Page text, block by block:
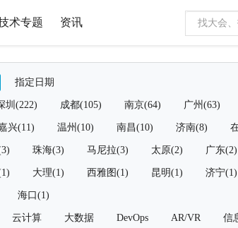
术专题 资讯
指定日期
圳(222) 成都(105) 南京(64) 广州(63)
兴(11) 温州(10) 南昌(10) 济南(8)
珠海(3) 马尼拉(3) 太原(2) 广东(2)
大理(1) 西雅图(1) 昆明(1) 济宁(1)
海口(1)
云计算 大数据 DevOps AR/VR 信